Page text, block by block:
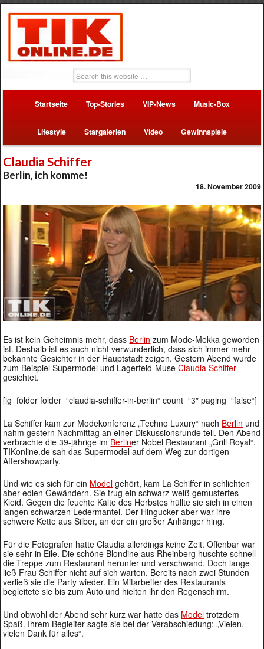
Startseite Top-Stories VIP-News Music-Box
Lifestyle Stargalerien Video Gewinnspiele
Claudia Schiffer
Berlin, ich komme!
18. November 2009
Es ist kein Geheimnis mehr, dass Berlin zum Mode-Mekka geworden
ist. Deshalb ist es auch nicht verwunderlich, dass sich immer mehr
bekannte Gesichter in der Hauptstadt zeigen. Gestern Abend wurde
zum Beispiel Supermodel und Lagerfeld-MuseClaudia Schiffer
gesichtet.
[lg_folder folder=“claudia-schiffer-in-berlin“ count=“3″ paging=“false“]
La Schiffer kam zur Modekonferenz „Techno Luxury“ nach Berlin und
nahm gestern Nachmittag an einer Diskussionsrunde teil. Den Abend
verbrachte die 39-jährige im Berliner Nobel Restaurant „Grill Royal“.
TIKonline.de sah das Supermodel auf dem Weg zur dortigen
Aftershowparty.
Und wie es sich für ein Model gehört, kam La Schiffer in schlichten
aber edlen Gewändern. Sie trug ein schwarz-weiß gemustertes
Kleid. Gegen die feuchte Kälte des Herbstes hüllte sie sich in einen
langen schwarzen Ledermantel. Der Hingucker aber war ihre
schwere Kette aus Silber, an der ein großer Anhänger hing.
Für die Fotografen hatte Claudia allerdings keine Zeit. Offenbar war
sie sehr in Eile. Die schöne Blondine aus Rheinberg huschte schnell
die Treppe zum Restaurant herunter und verschwand. Doch lange
ließ Frau Schiffer nicht auf sich warten. Bereits nach zwei Stunden
verließ sie die Party wieder. Ein Mitarbeiter des Restaurants
begleitete sie bis zum Auto und hielten ihr den Regenschirm.
Und obwohl der Abend sehr kurz war hatte das Model trotzdem
Spaß. Ihrem Begleiter sagte sie bei der Verabschiedung: „Vielen,
vielen Dank für alles“.